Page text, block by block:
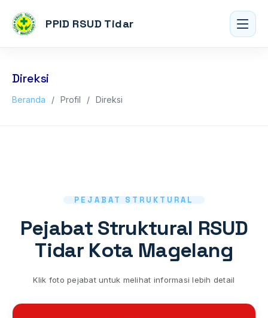
PPID RSUD Tidar
Direksi
Beranda Profil Direksi
PEJABAT STRUKTURAL
Pejabat Struktural RSUD
Tidar Kota Magelang
Klik foto pejabat untuk melihat informasi lebih detail